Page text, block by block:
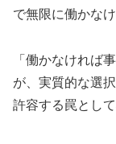
で無限に働かな
「働かなければ
が、実質的な選
許容する罠とし